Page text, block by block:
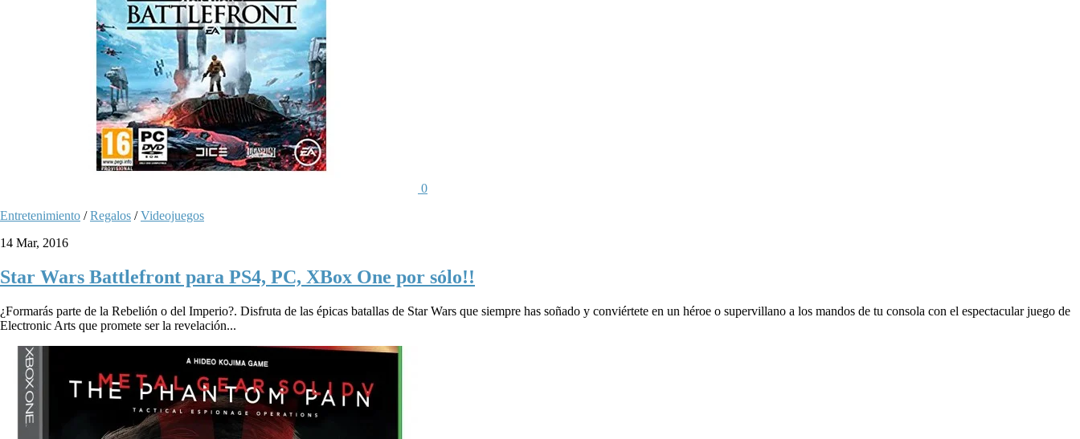
0
Entretenimiento /Regalos /Videojuegos
14 Mar, 2016
Star Wars Battlefront para PS4, PC, XBox One por sólo!!
¿Formarás parte de la Rebelión o del Imperio?. Disfruta de las épicas batallas de Star Wars que siempre has soñado y conviértete en un héroe o supervillano a los mandos de tu consola con el espectacular juego de
Electronic Arts que promete ser la revelación...